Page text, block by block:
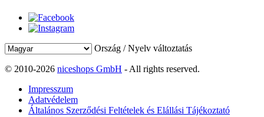
Ország / Nyelv változtatás
© 2010-2026 niceshops GmbH - All rights reserved.
Impresszum
Adatvédelem
Általános Szerződési Feltételek és Elállási Tájékoztató